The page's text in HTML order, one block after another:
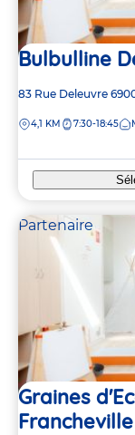
Bulbulline
Adresse
la
83 Rue Deleuvre
DISTANCE
4,1 KM 7:30-18:45
Partenaire
Graines
Francheville